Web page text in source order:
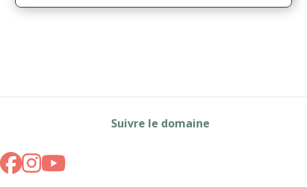
Suivre le domaine